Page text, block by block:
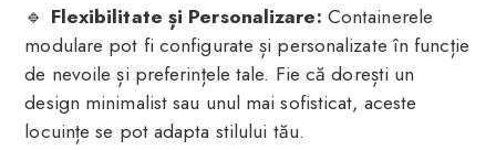
🔹 Flexibilitate și Personalizare: Containerele
modulare pot fi configurate și personalizate în funcție
de nevoile și preferințele tale. Fie că dorești un
design minimalist sau unul mai sofisticat, aceste
locuințe se pot adapta stilului tău.